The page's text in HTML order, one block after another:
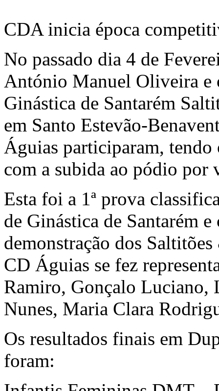
CDA inicia época
No passado dia 4 de
António Manuel Oliveira e
Ginástica de Santarém
em Santo Estevão-
Águias participaram, tendo
com a subida ao pódio por
Esta foi a 1ª prova
de Ginástica de Santarém
demonstração dos
CD Águias se fez
Ramiro, Gonçalo Luciano,
Nunes, Maria Clara
Os resultados finais em
foram: